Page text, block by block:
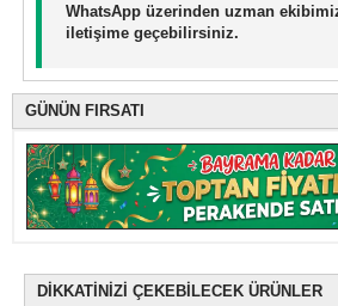
WhatsApp üzerinden uzman
iletişime geçebilirsiniz.
GÜNÜN FIRSATI
DİKKATİNİZİ ÇEKEBİLECEK ÜRÜNLER